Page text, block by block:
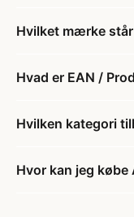
Hvilket mærke står
Hvad er EAN /
Hvilken kategori
Hvor kan jeg købe